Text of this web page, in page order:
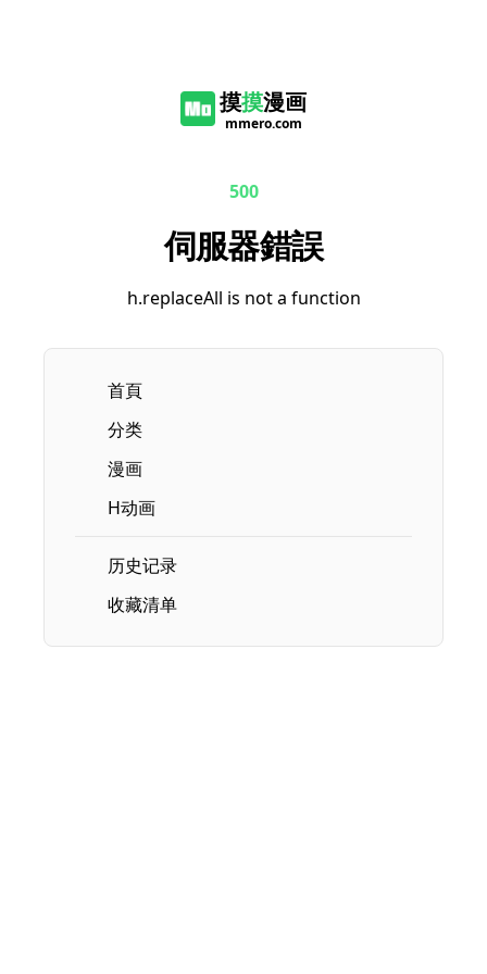
摸摸漫画
mmero.com
500
伺服器錯誤
h.replaceAll is not a function
首頁
分类
漫画
H动画
历史记录
收藏清单